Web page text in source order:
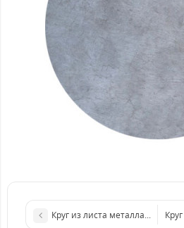
Круг из листа металла d 200